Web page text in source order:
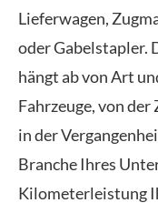
Lieferwagen,
oder Gabelstapler.
hängt ab von Art
Fahrzeuge, von
in der
Branche Ihres
Kilometerleistung